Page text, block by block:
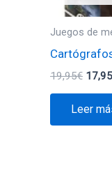
Juegos de
19,95€ 17,95
Leer